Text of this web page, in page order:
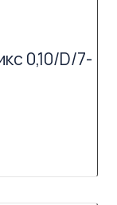
0,10/D/7-